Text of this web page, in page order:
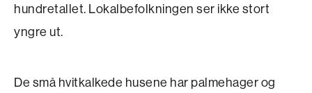
hundretallet. Lokalbefolkningen ser ikke stort
yngre ut.
De små hvitkalkede husene har palmehager og